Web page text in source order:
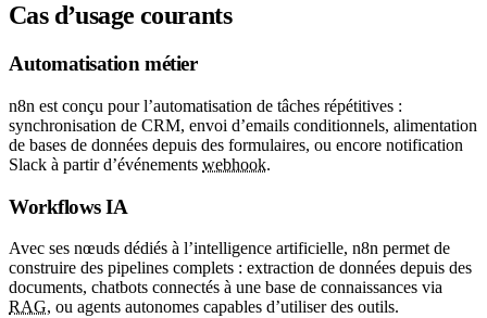
Cas d’usage courants
Automatisation métier
n8n est conçu pour l’automatisation de tâches répétitives :
synchronisation de CRM, envoi d’emails conditionnels, alimentation
de bases de données depuis des formulaires, ou encore notification
Slack à partir d’événements webhook.
Workflows IA
Avec ses nœuds dédiés à l’intelligence artificielle, n8n permet de
construire des pipelines complets : extraction de données depuis des
documents, chatbots connectés à une base de connaissances via
RAG, ou agents autonomes capables d’utiliser des outils.